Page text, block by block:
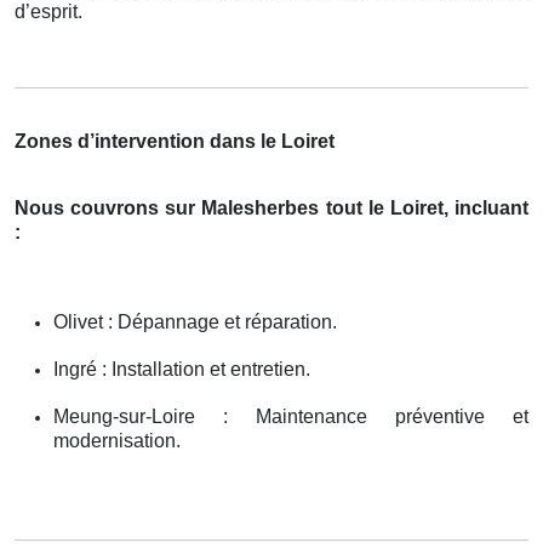
d’esprit.
Zones d’intervention dans le Loiret
Nous couvrons sur Malesherbes tout le Loiret, incluant
:
Olivet : Dépannage et réparation.
Ingré : Installation et entretien.
Meung-sur-Loire : Maintenance préventive et
modernisation.